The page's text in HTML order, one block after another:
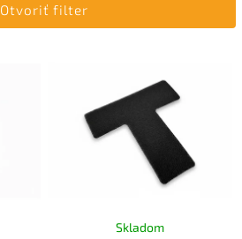
Otvoriť filter
Skladom